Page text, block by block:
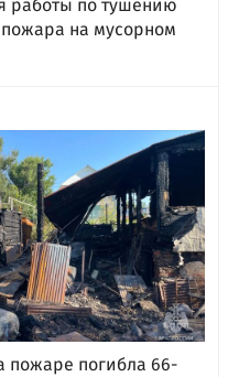
работы по тушению
на мусорном
пожаре погибла 66-